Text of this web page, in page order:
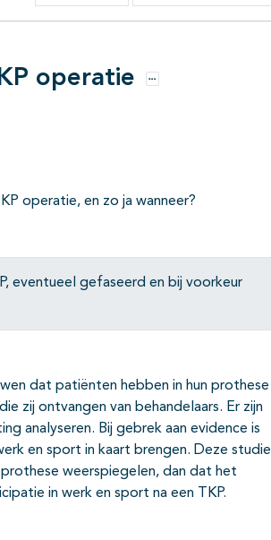
operatie Opties
operatie, en zo ja wanneer?
eventueel gefaseerd en bij voorkeur
dat patiënten hebben in hun prothese
zij ontvangen van behandelaars. Er zijn
analyseren. Bij gebrek aan evidence is
en sport in kaart brengen. Deze
weerspiegelen, dan dat het
in werk en sport na een TKP.